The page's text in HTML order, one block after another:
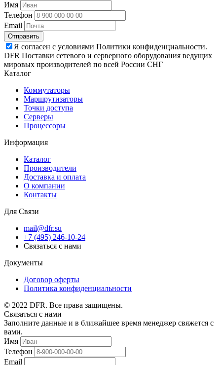
Имя
Телефон
Email
Отправить
Я согласен с условиями Политики конфиденциальности.
DFR Поставки сетевого и серверного оборудования ведущих
мировых производителей по всей России СНГ
Каталог
Коммутаторы
Маршрутизаторы
Точки доступа
Серверы
Процессоры
Информация
Каталог
Производители
Доставка и оплата
О компании
Контакты
Для Связи
mail@dfr.su
+7 (495) 246-10-24
Связаться с нами
Документы
Договор оферты
Политика конфиденциальности
© 2022 DFR. Все права защищены.
Связаться с нами
Заполните данные и в ближайшее время менеджер свяжется с
вами.
Имя
Телефон
Email